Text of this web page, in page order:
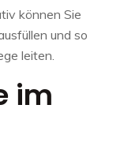
können Sie
und so
leiten.
im